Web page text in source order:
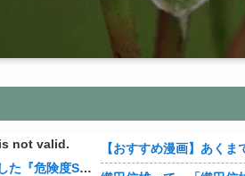
not valid.
【速報】熊本地震を引き起こした『危険度Sランク断層』日本のド真ん中に10カ所もあると判明